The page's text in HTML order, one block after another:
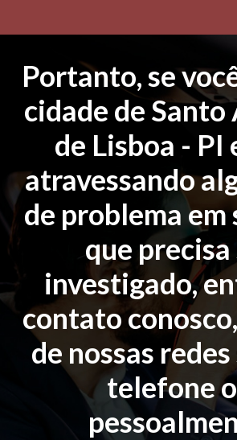
Portanto, se
cidade de
de Lisboa - PI
atravessando
de problema em
que precisa
investigado,
contato
de nossas
telefone